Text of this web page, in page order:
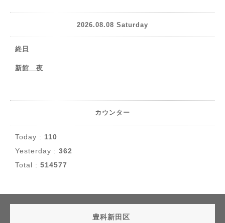
2026.08.08 Saturday
終日
新館 夜
カウンター
Today : 110
Yesterday : 362
Total : 514577
豊科新田区